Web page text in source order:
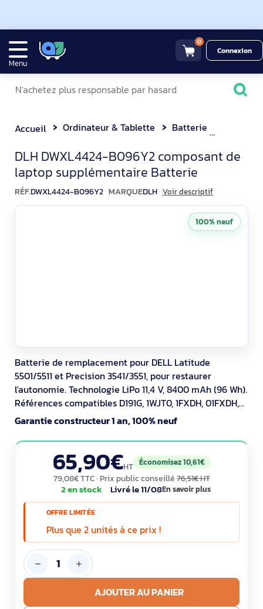
Menu
0
Connexion
Accueil Ordinateur & Tablette Batterie
DLH DWXL4424-B096Y2
DLH DWXL4424-B096Y2 composant de
laptop supplémentaire Batterie
RÉF.DWXL4424-B096Y2 MARQUEDLH Voir descriptif
Batterie de remplacement pour DELL Latitude
5501/5511 et Precision 3541/3551, pour restaurer
l'autonomie. Technologie LiPo 11,4 V, 8400 mAh (96 Wh).
Références compatibles D191G, 1WJT0, 1FXDH, 01FXDH,
0D9M4, 451-BCNU. Attention : emplacement non
compatible avec disque dur 2,5"; utiliser un disque M.2.
Garantie 12 mois. Poids 425 g, dimensions 350 x 104 x 8
mm, coloris noir.
Garantie constructeur 1 an, 100% neuf
65,90€HT Économisez 10,61€
79,08€ TTC· Prix public conseillé76,51€ HT
2 en stock Livré le 11/08En savoir plus
OFFRE LIMITÉE
Plus que 2 unités à ce prix !
AJOUTER AU PANIER
100% neuf